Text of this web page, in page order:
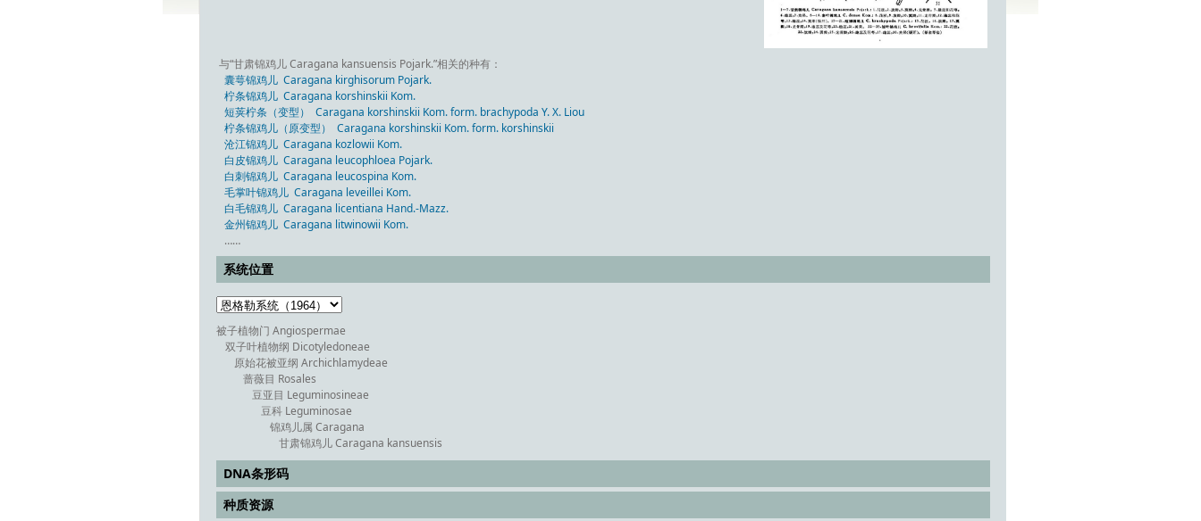
与“甘肃锦鸡儿 Caragana kansuensis Pojark.”相关的种有：
囊萼锦鸡儿 Caragana kirghisorum Pojark.
柠条锦鸡儿 Caragana korshinskii Kom.
短荚柠条（变型） Caragana korshinskii Kom. form. brachypoda Y. X. Liou
柠条锦鸡儿（原变型） Caragana korshinskii Kom. form. korshinskii
沧江锦鸡儿 Caragana kozlowii Kom.
白皮锦鸡儿 Caragana leucophloea Pojark.
白刺锦鸡儿 Caragana leucospina Kom.
毛掌叶锦鸡儿 Caragana leveillei Kom.
白毛锦鸡儿 Caragana licentiana Hand.-Mazz.
金州锦鸡儿 Caragana litwinowii Kom.
……
系统位置
被子植物门 Angiospermae
双子叶植物纲 Dicotyledoneae
原始花被亚纲 Archichlamydeae
蔷薇目 Rosales
豆亚目 Leguminosineae
豆科 Leguminosae
锦鸡儿属 Caragana
甘肃锦鸡儿 Caragana kansuensis
DNA条形码
种质资源